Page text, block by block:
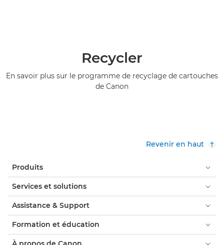
Recycler
En savoir plus sur le programme de recyclage de cartouches
de Canon
Revenir en haut
Produits
Services et solutions
Assistance & Support
Formation et éducation